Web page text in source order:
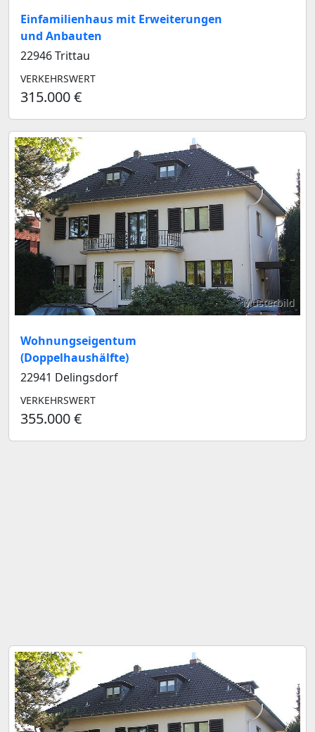
Einfamilienhaus mit Erweiterungen
und Anbauten
22946 Trittau
VERKEHRSWERT
315.000 €
Musterbild
Wohnungseigentum
(Doppelhaushälfte)
22941 Delingsdorf
VERKEHRSWERT
355.000 €